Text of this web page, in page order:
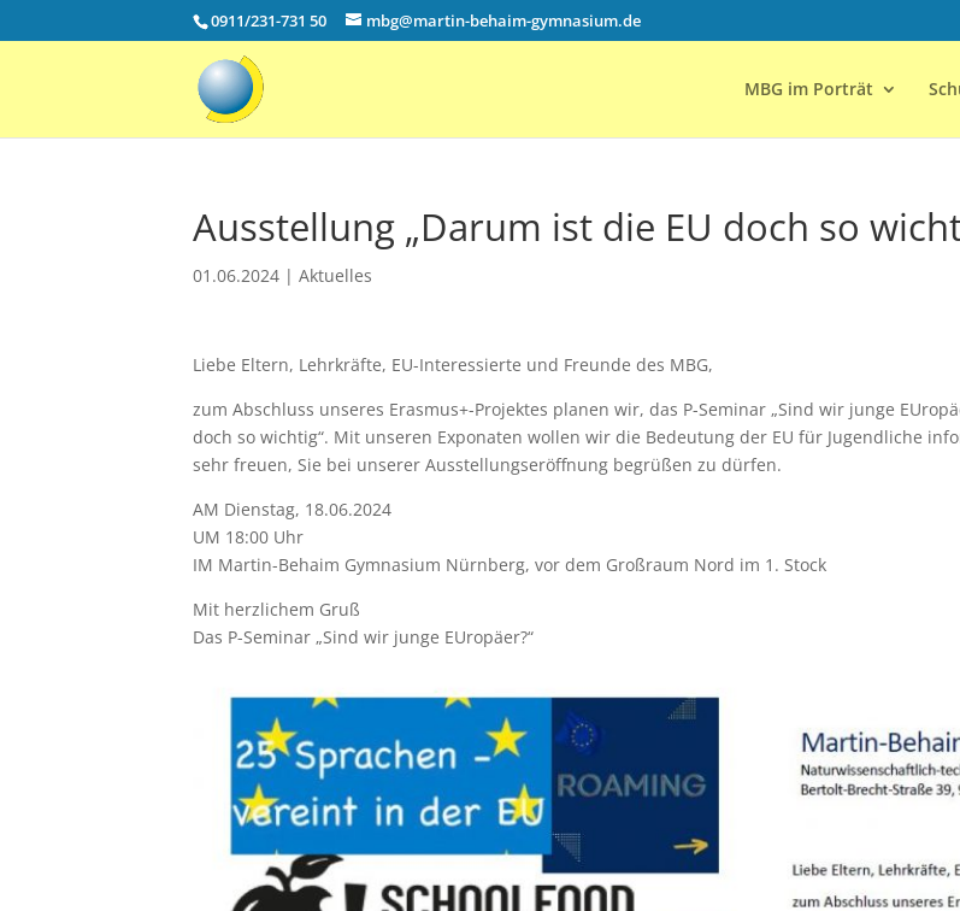
0911/231-731 50 mbg@martin-behaim-gymnasium.de
MBG im Porträt
Ausstellung „Darum ist die EU doch so
01.06.2024 | Aktuelles
Liebe Eltern, Lehrkräfte, EU-Interessierte und Freunde des MBG,
zum Abschluss unseres Erasmus+-Projektes planen wir, das P-Seminar „Sind wir junge
doch so wichtig“. Mit unseren Exponaten wollen wir die Bedeutung der EU für Jugendliche
sehr freuen, Sie bei unserer Ausstellungseröffnung begrüßen zu dürfen.
AM Dienstag, 18.06.2024
UM 18:00 Uhr
IM Martin-Behaim Gymnasium Nürnberg, vor dem Großraum Nord im 1. Stock
Mit herzlichem Gruß
Das P-Seminar „Sind wir junge EUropäer?“